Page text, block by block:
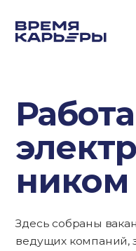
Работа
ником
Здесь собраны
ведущих компаний,